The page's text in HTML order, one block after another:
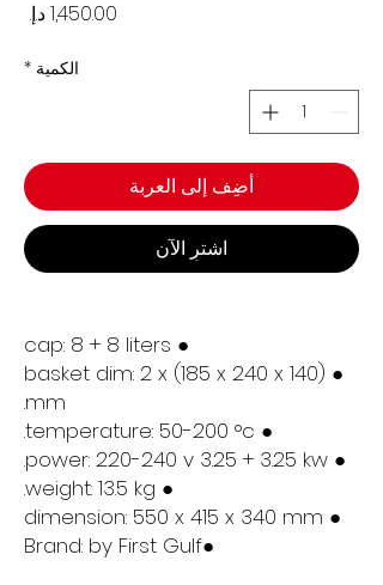
الكمية *
أضِف إلى العربة
اشترِ الآن
● cap: 8 + 8 liters
● basket dim: 2 x (185 x 240 x 140)
mm.
● temperature: 50-200 °c.
● power: 220-240 v 3.25 + 3.25 kw.
● weight: 13.5 kg.
● dimension: 550 x 415 x 340 mm
●Brand: by First Gulf